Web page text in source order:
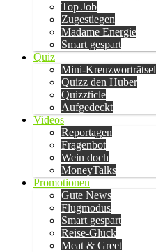
Top Job
Zugestiegen
Madame Energie
Smart gespart
Quiz
Mini-Kreuzworträtsel
Quizz den Huber
Quizzticle
Aufgedeckt
Videos
Reportagen
Fragenbot
Wein doch
MoneyTalks
Promotionen
Gute News
Flugmodus
Smart gespart
Reise-Glück
Meat & Greet